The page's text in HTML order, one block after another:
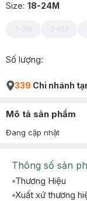
Size: 18-24M
1-3M 3-6M
Số lượng:
339 Chi nhánh
Mô tả sản phẩm
Đang cập nhật
Thông số sản
Thương Hiệu
Xuất xứ thương